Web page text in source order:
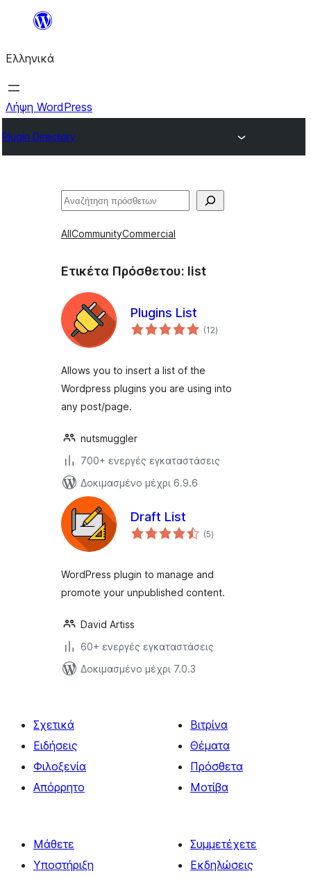
Μετάβαση
περιεχόμενο
Ελληνικά
Λήψη WordPress
Plugin Directory
Αναζήτηση
AllCommunityCommercial
Ετικέτα Πρόσθετου: list
Plugins List
(12αξιολογήσεις
σύνολο
)
Allows you to insert a list of the
Wordpress plugins you are using into
any post/page.
nutsmuggler
700+ ενεργές εγκαταστάσεις
Δοκιμασμένο μέχρι 6.9.6
Draft List
(5αξιολογήσεις
σύνολο
)
WordPress plugin to manage and
promote your unpublished content.
David Artiss
60+ ενεργές εγκαταστάσεις
Δοκιμασμένο μέχρι 7.0.3
Σχετικά
Ειδήσεις
Φιλοξενία
Απόρρητο
Βιτρίνα
Θέματα
Πρόσθετα
Μοτίβα
Μάθετε
Υποστήριξη
Συμμετέχετε
Εκδηλώσεις